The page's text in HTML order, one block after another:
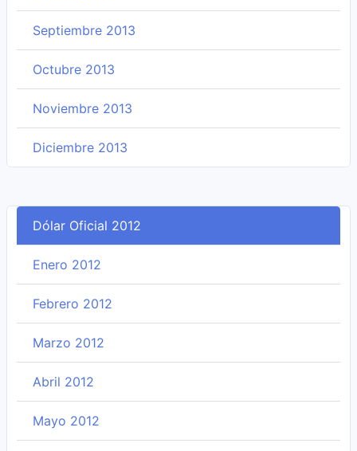
Septiembre 2013
Octubre 2013
Noviembre 2013
Diciembre 2013
Dólar Oficial 2012
Enero 2012
Febrero 2012
Marzo 2012
Abril 2012
Mayo 2012